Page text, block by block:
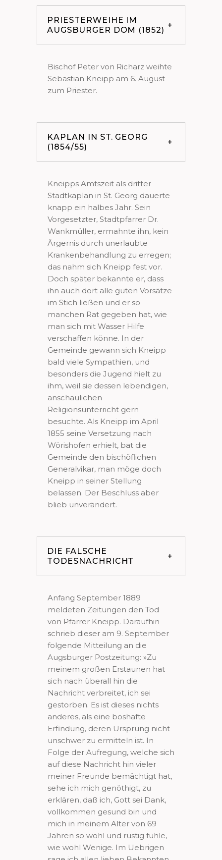
PRIESTERWEIHE IM
AUGSBURGER DOM (1852)
Bischof Peter von Richarz weihte
Sebastian Kneipp am 6. August
zum Priester.
KAPLAN IN ST. GEORG
(1854/55)
Kneipps Amtszeit als dritter
Stadtkaplan in St. Georg dauerte
knapp ein halbes Jahr. Sein
Vorgesetzter, Stadtpfarrer Dr.
Wankmüller, ermahnte ihn, kein
Ärgernis durch unerlaubte
Krankenbehandlung zu erregen;
das nahm sich Kneipp fest vor.
Doch später bekannte er, dass
ihn auch dort alle guten Vorsätze
im Stich ließen und er so
manchen Rat gegeben hat, wie
man sich mit Wasser Hilfe
verschaffen könne. In der
Gemeinde gewann sich Kneipp
bald viele Sympathien, und
besonders die Jugend hielt zu
ihm, weil sie dessen lebendigen,
anschaulichen
Religionsunterricht gern
besuchte. Als Kneipp im April
1855 seine Versetzung nach
Wörishofen erhielt, bat die
Gemeinde den bischöflichen
Generalvikar, man möge doch
Kneipp in seiner Stellung
belassen. Der Beschluss aber
blieb unverändert.
DIE FALSCHE
TODESNACHRICHT
Anfang September 1889
meldeten Zeitungen den Tod
von Pfarrer Kneipp. Daraufhin
schrieb dieser am 9. September
folgende Mitteilung an die
Augsburger Postzeitung: »Zu
meinem großen Erstaunen hat
sich nach überall hin die
Nachricht verbreitet, ich sei
gestorben. Es ist dieses nichts
anderes, als eine boshafte
Erfindung, deren Ursprung nicht
unschwer zu ermitteln ist. In
Folge der Aufregung, welche sich
auf diese Nachricht hin vieler
meiner Freunde bemächtigt hat,
sehe ich mich genöthigt, zu
erklären, daß ich, Gott sei Dank,
vollkommen gesund bin und
mich in meinem Alter von 69
Jahren so wohl und rüstig fühle,
wie wohl Wenige. Im Uebrigen